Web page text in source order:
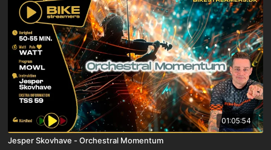
01:05:54
Jesper Skovhave - Orchestral Momentum